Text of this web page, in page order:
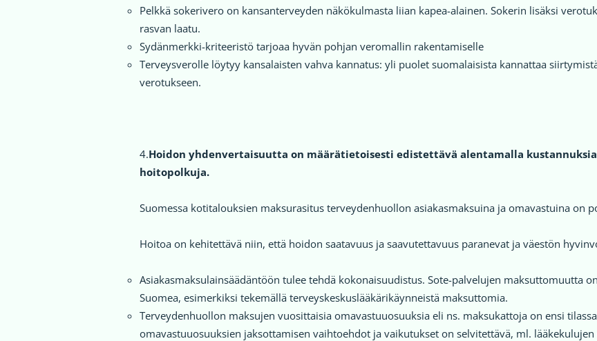
Pelkkä sokerivero on kansanterveyden näkökulmasta liian kapea-alainen. Sokerin lisäksi
rasvan laatu.
Sydänmerkki-kriteeristö tarjoaa hyvän pohjan veromallin rakentamiselle
Terveysverolle löytyy kansalaisten vahva kannatus: yli puolet suomalaisista kannattaa
verotukseen.
4.Hoidon yhdenvertaisuutta on määrätietoisesti edistettävä alentamalla
hoitopolkuja.
Suomessa kotitalouksien maksurasitus terveydenhuollon asiakasmaksuina ja omavastuina on
Hoitoa on kehitettävä niin, että hoidon saatavuus ja saavutettavuus paranevat ja väestön
Asiakasmaksulainsäädäntöön tulee tehdä kokonaisuudistus. Sote-palvelujen maksuttomuutta
Suomea, esimerkiksi tekemällä terveyskeskuslääkärikäynneistä maksuttomia.
Terveydenhuollon maksujen vuosittaisia omavastuuosuuksia eli ns. maksukattoja on ensi
omavastuuosuuksien jaksottamisen vaihtoehdot ja vaikutukset on selvitettävä, ml.